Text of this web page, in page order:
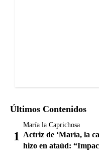
Últimos Contenidos
María la Caprichosa
Actriz de ‘María, la
hizo en ataúd: